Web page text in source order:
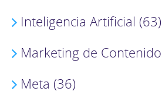
Inteligencia Artificial (63)
Marketing de
Meta (36)